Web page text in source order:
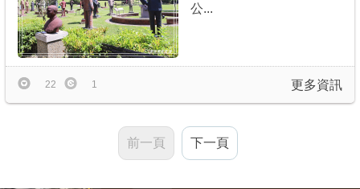
公...
更多資訊
22 1
前一頁 下一頁